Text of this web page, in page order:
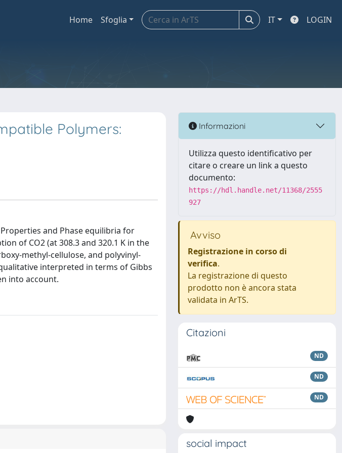
Home Sfoglia IT LOGIN
Polymers:
and Phase equilibria for
of CO2 (at 308.3 and 320.1 K in the
methyl-cellulose, and polyvinyl-
interpreted in terms of Gibbs
into account.
Informazioni
Utilizza questo identificativo per
citare o creare un link a questo
documento:
https://hdl.handle.net/11368/2555
927
Avviso
Registrazione in corso di
verifica.
La registrazione di questo
prodotto non è ancora stata
validata in ArTS.
Citazioni
ND
ND
ND
social impact